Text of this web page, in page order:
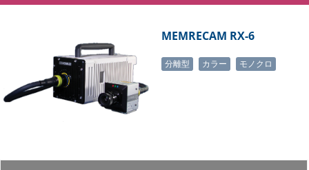
MEMRECAM RX-6
分離型 カラー モノクロ